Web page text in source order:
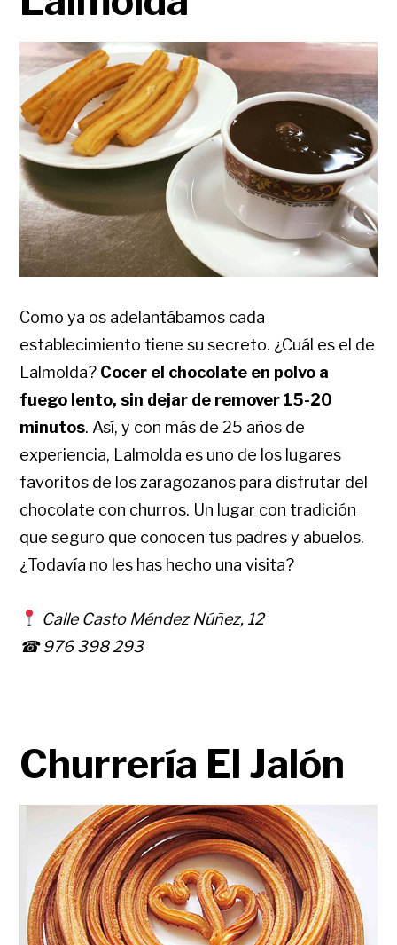
Como ya os adelantábamos cada
establecimiento tiene su secreto. ¿Cuál es el de
Lalmolda? Cocer el chocolate en polvo a
fuego lento, sin dejar de remover 15-20
minutos. Así, y con más de 25 años de
experiencia, Lalmolda es uno de los lugares
favoritos de los zaragozanos para disfrutar del
chocolate con churros. Un lugar con tradición
que seguro que conocen tus padres y abuelos.
¿Todavía no les has hecho una visita?
Calle Casto Méndez Núñez, 12
☎ 976 398 293
Churrería El Jalón